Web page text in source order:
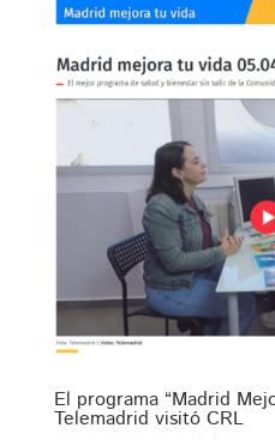
El programa “Madrid
Telemadrid visitó CRL